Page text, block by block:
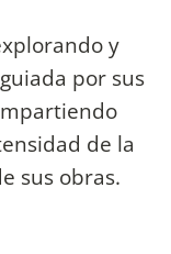
y
por sus
de la
sus obras.